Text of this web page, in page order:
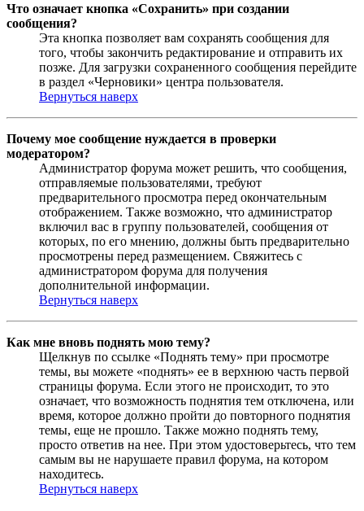
Что означает кнопка «Сохранить» при создании
сообщения?
Эта кнопка позволяет вам сохранять сообщения для
того, чтобы закончить редактирование и отправить их
позже. Для загрузки сохраненного сообщения перейдите
в раздел «Черновики» центра пользователя.
Вернуться наверх
Почему мое сообщение нуждается в проверки
модератором?
Администратор форума может решить, что сообщения,
отправляемые пользователями, требуют
предварительного просмотра перед окончательным
отображением. Также возможно, что администратор
включил вас в группу пользователей, сообщения от
которых, по его мнению, должны быть предварительно
просмотрены перед размещением. Свяжитесь с
администратором форума для получения
дополнительной информации.
Вернуться наверх
Как мне вновь поднять мою тему?
Щелкнув по ссылке «Поднять тему» при просмотре
темы, вы можете «поднять» ее в верхнюю часть первой
страницы форума. Если этого не происходит, то это
означает, что возможность поднятия тем отключена, или
время, которое должно пройти до повторного поднятия
темы, еще не прошло. Также можно поднять тему,
просто ответив на нее. При этом удостоверьтесь, что тем
самым вы не нарушаете правил форума, на котором
находитесь.
Вернуться наверх